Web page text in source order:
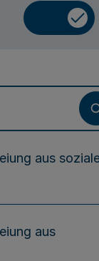
aus
aus